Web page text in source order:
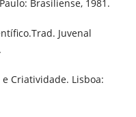
Brasiliense, 1981.
Juvenal
e Criatividade. Lisboa: